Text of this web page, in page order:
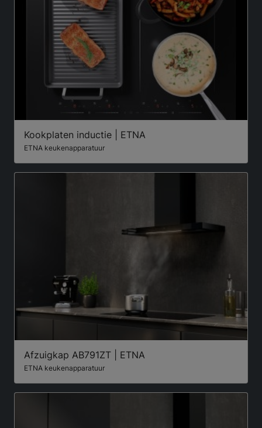
Kookplaten inductie | ETNA
ETNA keukenapparatuur
Afzuigkap AB791ZT | ETNA
ETNA keukenapparatuur